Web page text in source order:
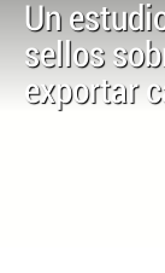
Un
sellos
exportar